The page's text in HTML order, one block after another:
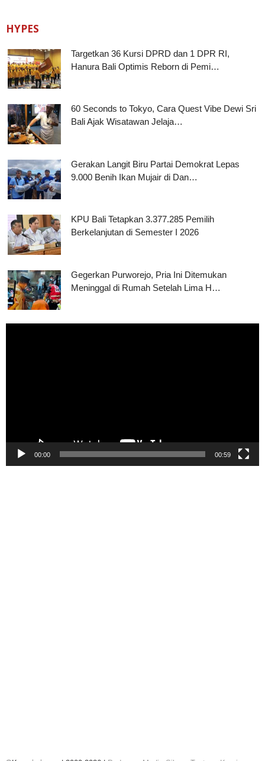
HYPES
Targetkan 36 Kursi DPRD dan 1 DPR RI,
Hanura Bali Optimis Reborn di Pemi…
60 Seconds to Tokyo, Cara Quest Vibe Dewi Sri
Bali Ajak Wisatawan Jelaja…
Gerakan Langit Biru Partai Demokrat Lepas
9.000 Benih Ikan Mujair di Dan…
KPU Bali Tetapkan 3.377.285 Pemilih
Berkelanjutan di Semester I 2026
Gegerkan Purworejo, Pria Ini Ditemukan
Meninggal di Rumah Setelah Lima H…
00:00 00:59